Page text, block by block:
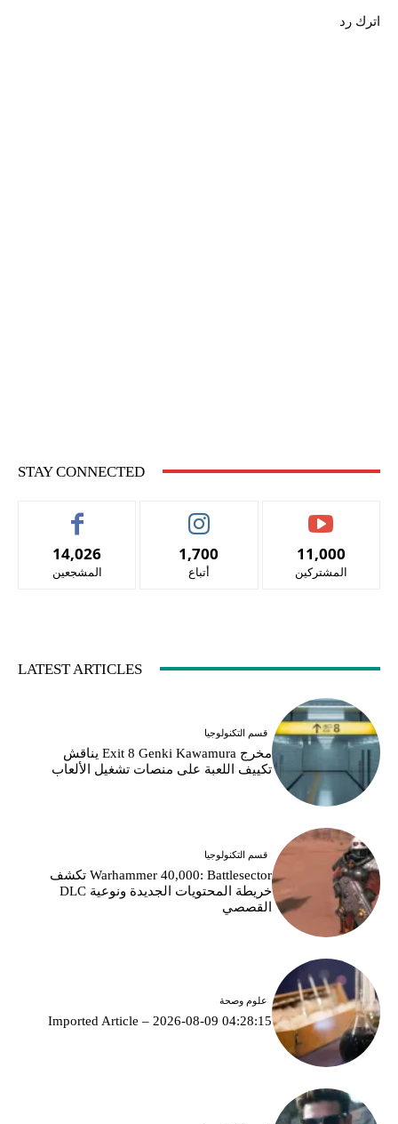
اترك رد
STAY CONNECTED
14,026
المشجعين
1,700
أتباع
11,000
المشتركين
LATEST ARTICLES
قسم التكنولوجيا
مخرج Exit 8 Genki Kawamura يناقش
تكييف اللعبة على منصات تشغيل الألعاب
قسم التكنولوجيا
Warhammer 40,000: Battlesector تكشف
خريطة المحتويات الجديدة ونوعية DLC
القصصي
علوم وصحة
Imported Article – 2026-08-09 04:28:15